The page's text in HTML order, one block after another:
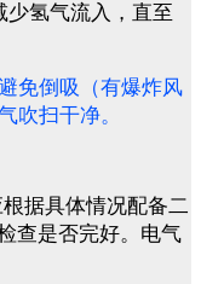
氢气流入，直至
免倒吸（有爆炸风
吹扫干净。
据具体情况配备二
查是否完好。电气